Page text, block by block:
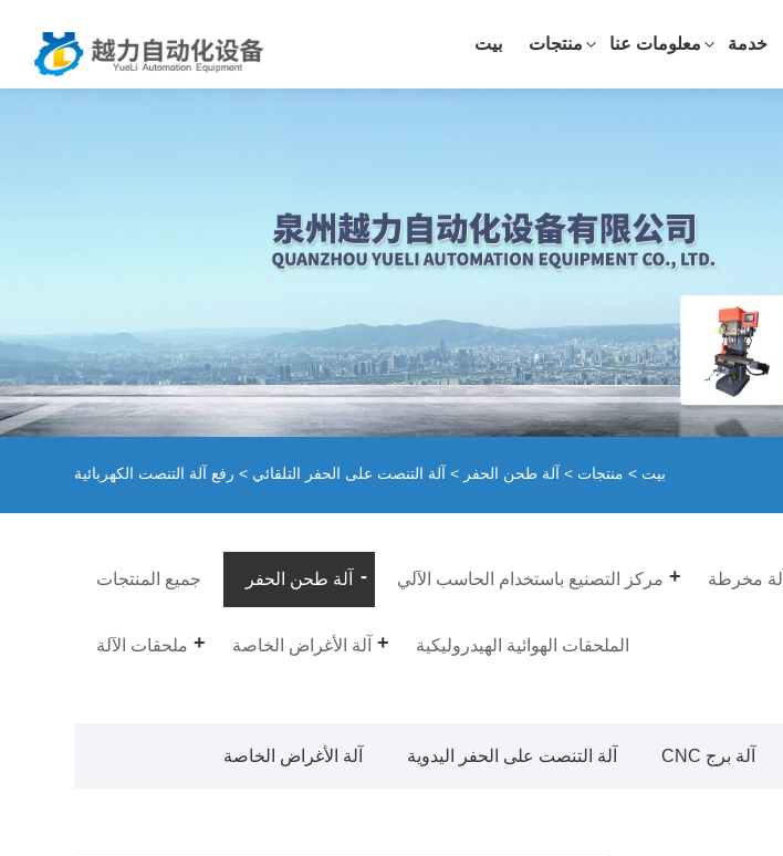
بيت منتجات معلومات عنا خدمة
بيت > منتجات > آلة طحن الحفر > آلة التنصت على الحفر التلقائي > رفع آلة التنصت الكهربائية
جميع المنتجات آلة طحن الحفر مركز التصنيع باستخدام الحاسب الآلي آلة مخرطة
ملحقات الآلة آلة الأغراض الخاصة الملحقات الهوائية الهيدروليكية
آلة برج CNC آلة التنصت على الحفر اليدوية آلة الأغراض الخاصة